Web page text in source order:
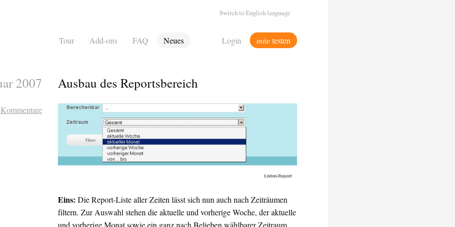
Tour Add-ons FAQ Neues Login mitetesten
Switch to English language
2007 Ausbau des Reportsbereich
Eins: Die Report-Liste aller Zeiten lässt sich nun auch nach Zeiträumen
filtern. Zur Auswahl stehen die aktuelle und vorherige Woche, der aktuelle
und vorherige Monat sowie ein ganz nach Belieben wählbarer Zeitraum.